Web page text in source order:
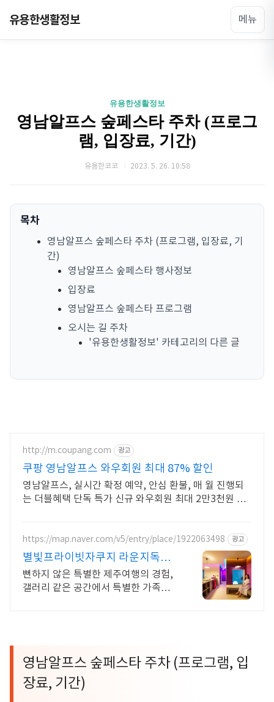
유용한생활정보 메뉴
유용한생활정보
영남알프스 숲페스타 주차 (프로그
램, 입장료, 기간)
유용한코코 2023. 5. 26. 10:58
목차
영남알프스 숲페스타 주차 (프로그램, 입장료, 기
간)
영남알프스 숲페스타 행사정보
입장료
영남알프스 숲페스타 프로그램
오시는 길 주차
'유용한생활정보' 카테고리의 다른 글
http://m.coupang.com 광고
쿠팡 영남알프스 와우회원 최대 87% 할인
영남알프스, 실시간 확정 예약, 안심 환불, 매 월 진행되
는 더블혜택 단독 특가 신규 와우회원 최대 2만3천원 쿠
https://map.naver.com/v5/entry/place/1922063498 광고
별빛프라이빗자쿠지 라운지독채
사진보다 더좋아요. 찐 리뷰
뻔하지 않은 특별한 제주여행의 경험,
갤러리 같은 공간에서 특별한 가족과
영남알프스 숲페스타 주차 (프로그램, 입
장료, 기간)